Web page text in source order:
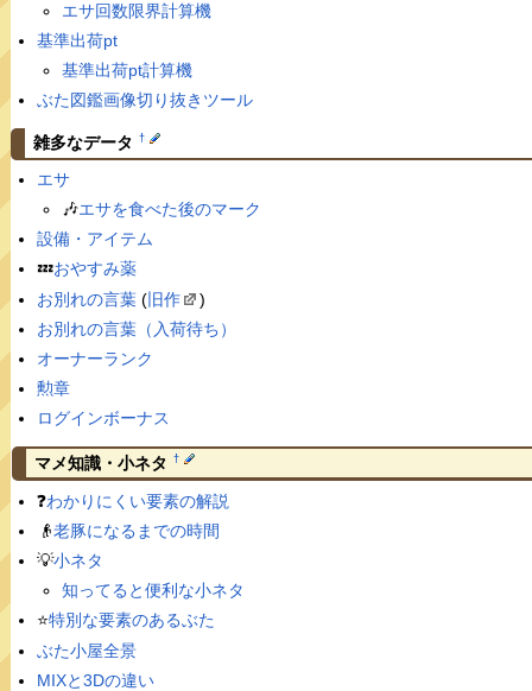
エサ回数限界計算機
基準出荷pt
基準出荷pt計算機
ぶた図鑑画像切り抜きツール
雑多なデータ †
エサ
🎶エサを食べた後のマーク
設備・アイテム
💤おやすみ薬
お別れの言葉(旧作
)
お別れの言葉（入荷待ち）
オーナーランク
勲章
ログインボーナス
マメ知識・小ネタ †
❓わかりにくい要素の解説
👴老豚になるまでの時間
💡小ネタ
知ってると便利な小ネタ
⭐️特別な要素のあるぶた
ぶた小屋全景
MIXと3Dの違い